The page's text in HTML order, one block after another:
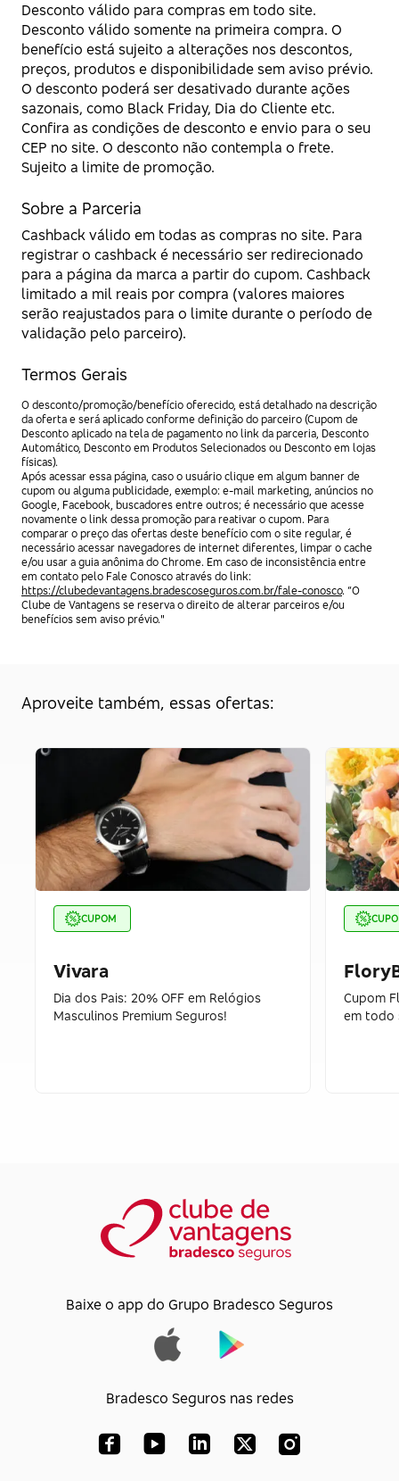
Desconto válido para compras em todo site.
Desconto válido somente na primeira compra. O
benefício está sujeito a alterações nos descontos,
preços, produtos e disponibilidade sem aviso prévio.
O desconto poderá ser desativado durante ações
sazonais, como Black Friday, Dia do Cliente etc.
Confira as condições de desconto e envio para o seu
CEP no site. O desconto não contempla o frete.
Sujeito a limite de promoção.
Sobre a Parceria
Cashback válido em todas as compras no site. Para
registrar o cashback é necessário ser redirecionado
para a página da marca a partir do cupom. Cashback
limitado a mil reais por compra (valores maiores
serão reajustados para o limite durante o período de
validação pelo parceiro).
Termos Gerais
O desconto/promoção/benefício oferecido, está detalhado na descrição
da oferta e será aplicado conforme definição do parceiro (Cupom de
Desconto aplicado na tela de pagamento no link da parceria, Desconto
Automático, Desconto em Produtos Selecionados ou Desconto em lojas
físicas).
Após acessar essa página, caso o usuário clique em algum banner de
cupom ou alguma publicidade, exemplo: e-mail marketing, anúncios no
Google, Facebook, buscadores entre outros; é necessário que acesse
novamente o link dessa promoção para reativar o cupom. Para
comparar o preço das ofertas deste benefício com o site regular, é
necessário acessar navegadores de internet diferentes, limpar o cache
e/ou usar a guia anônima do Chrome. Em caso de inconsistência entre
em contato pelo Fale Conosco através do link:
https://clubedevantagens.bradescoseguros.com.br/fale-conosco. “O
Clube de Vantagens se reserva o direito de alterar parceiros e/ou
benefícios sem aviso prévio."
Aproveite também, essas ofertas:
CUPOM
Vivara
Dia dos Pais: 20% OFF em Relógios
Masculinos Premium Seguros!
Cupom
em todo
Baixe o app do Grupo Bradesco Seguros
Bradesco Seguros nas redes